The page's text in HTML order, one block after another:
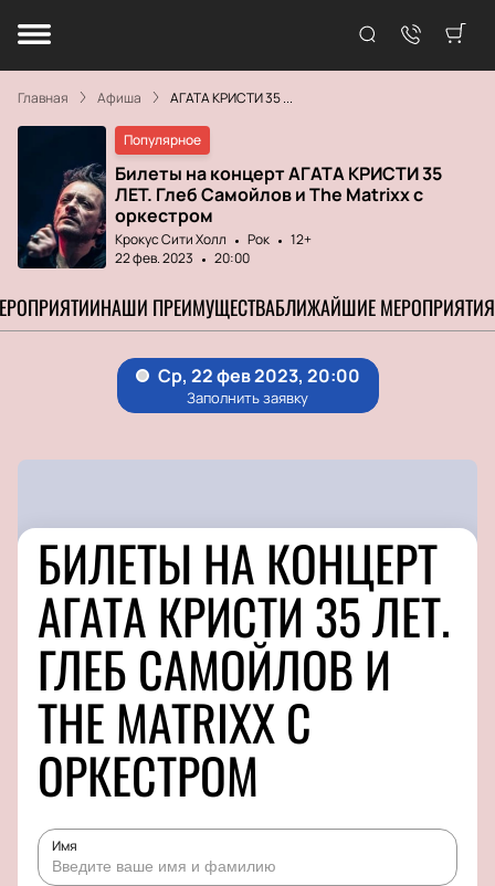
Главная Афиша АГАТА КРИСТИ 35 ...
Популярное
Билеты на концерт АГАТА КРИСТИ 35
ЛЕТ. Глеб Самойлов и The Matrixx с
оркестром
Крокус Сити Холл Рок
12+
22 фев. 2023
20:00
НАШИ ПРЕИМУЩЕСТВАБЛИЖАЙШИЕ МЕРОПРИЯТИЯ
БИЛЕТЫ НА КОНЦЕРТ
АГАТА КРИСТИ 35 ЛЕТ.
ГЛЕБ САМОЙЛОВ И
THE MATRIXX С
ОРКЕСТРОМ
Имя